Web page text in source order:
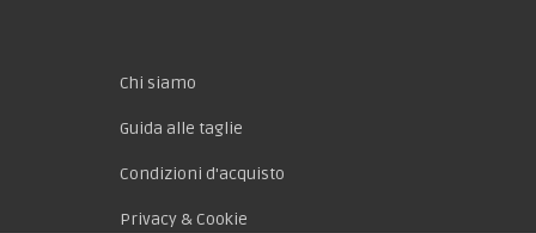
Chi siamo
Guida alle taglie
Condizioni d'acquisto
Privacy & Cookie